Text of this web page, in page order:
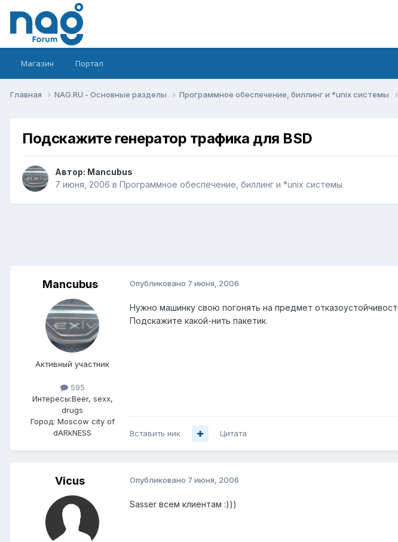
Магазин Портал
Главная NAG.RU - Основные разделы Программное обеспечение, биллинг и *unix системы
Подскажите генератор трафика для BSD
Автор: Mancubus
7 июня, 2006 в Программное обеспечение, биллинг и *unix системы
Mancubus
Активный участник
595
Интересы:Beer, sexx,
drugs
Город: Moscow city of
dARkNESS
Опубликовано 7 июня, 2006
Нужно машинку свою погонять на предмет
Подскажите какой-нить пакетик.
Вставить ник Цитата
Vicus Опубликовано 7 июня, 2006
Sasser всем клиентам :)))